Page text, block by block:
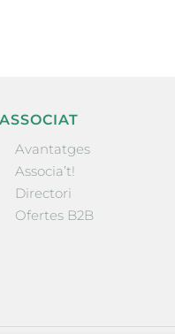
ASSOCIAT
Avantatges
Associa’t!
Directori
Ofertes B2B